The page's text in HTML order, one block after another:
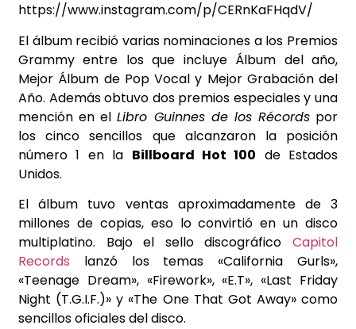
https://www.instagram.com/p/CERnKaFHqdV/
El álbum recibió varias nominaciones a los Premios
Grammy entre los que incluye Álbum del año,
Mejor Álbum de Pop Vocal y Mejor Grabación del
Año. Además obtuvo dos premios especiales y una
mención en elLibro Guinnes de los Récordspor
los cinco sencillos que alcanzaron la posición
número 1 en la Billboard Hot 100 de Estados
Unidos.
El álbum tuvo ventas aproximadamente de 3
millones de copias, eso lo convirtió en un disco
multiplatino. Bajo el sello discográfico Capitol
Records lanzó los temas «California Gurls»,
«Teenage Dream», «Firework», «E.T», «Last Friday
Night (T.G.I.F.)» y «The One That Got Away» como
sencillos oficiales del disco.